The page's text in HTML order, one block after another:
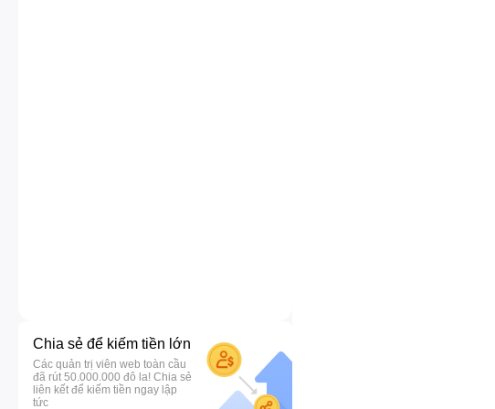
Chia sẻ để kiếm tiền lớn
Các quản trị viên web toàn cầu
đã rút 50.000.000 đô la! Chia sẻ
liên kết để kiếm tiền ngay lập
tức